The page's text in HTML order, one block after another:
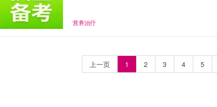
营养治疗
上一页 1 2 3 4 5